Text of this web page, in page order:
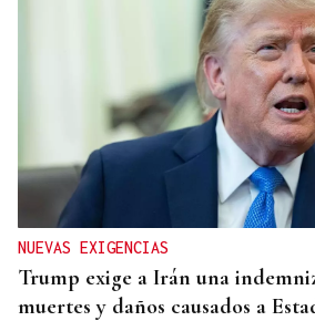
NUEVAS EXIGENCIAS
Trump exige a Irán una
muertes y daños causados a